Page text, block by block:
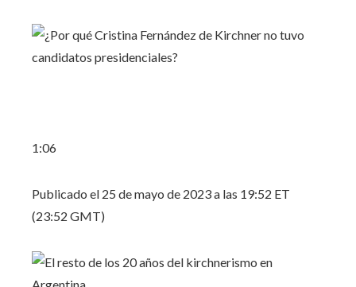
1:06
Publicado el 25 de mayo de 2023 a las 19:52 ET
(23:52 GMT)